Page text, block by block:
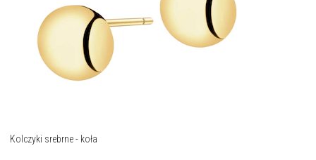
Kolczyki srebrne - koła